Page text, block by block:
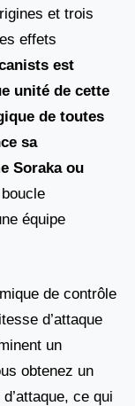
et trois
effets
est
unité de cette
de toutes
sa
Sorakaou
équipe
de contrôle
d’attaque
un
obtenez un
ce qui